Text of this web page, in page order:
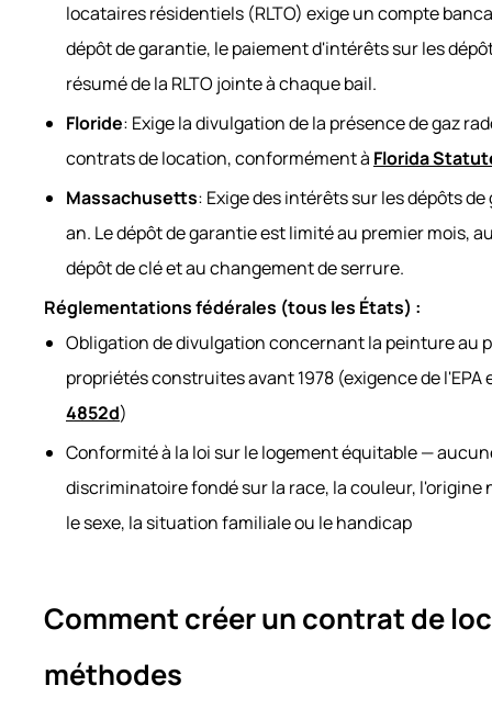
locataires résidentiels (RLTO) exige un compte
dépôt de garantie, le paiement d'intérêts sur les
résumé de la RLTO jointe à chaque bail.
Floride: Exige la divulgation de la présence de gaz
contrats de location, conformément à Florida
Massachusetts: Exige des intérêts sur les dépôts de
an. Le dépôt de garantie est limité au premier mois,
dépôt de clé et au changement de serrure.
Réglementations fédérales (tous les États) :
Obligation de divulgation concernant la peinture au
propriétés construites avant 1978 (exigence de l'EPA
4852d)
Conformité à la loi sur le logement équitable —
discriminatoire fondé sur la race, la couleur, l'origine
le sexe, la situation familiale ou le handicap
Comment créer un contrat de
méthodes